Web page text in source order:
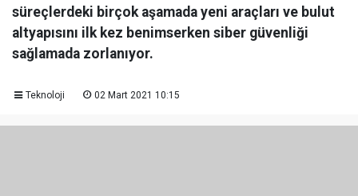
süreçlerdeki birçok aşamada yeni araçları ve bulut
altyapısını ilk kez benimserken siber güvenliği
sağlamada zorlanıyor.
Teknoloji 02 Mart 2021 10:15